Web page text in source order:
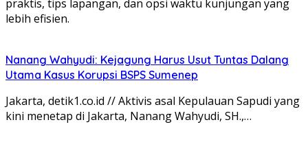
praktis, tips lapangan, dan opsi waktu kunjungan yang
lebih efisien.
Nanang Wahyudi: Kejagung Harus Usut Tuntas Dalang
Utama Kasus Korupsi BSPS Sumenep
Jakarta, detik1.co.id // Aktivis asal Kepulauan Sapudi yang
kini menetap di Jakarta, Nanang Wahyudi, SH.,…